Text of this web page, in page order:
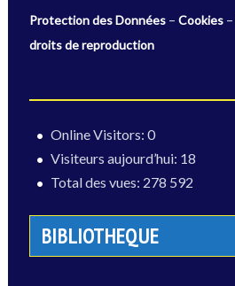
Protection des Données– Cookies–
droits de reproduction
Online Visitors: 0
Visiteurs aujourd’hui: 18
Total des vues: 278 592
BIBLIOTHEQUE